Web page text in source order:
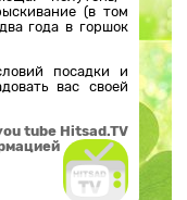
(в том
года в горшок
посадки и
вас своей
tube Hitsad.TV